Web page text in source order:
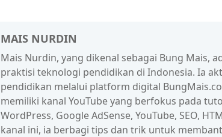
MAIS NURDIN
Mais Nurdin, yang dikenal sebagai Bung Mais,
praktisi teknologi pendidikan di Indonesia. Ia
pendidikan melalui platform digital
memiliki kanal YouTube yang berfokus pada
WordPress, Google AdSense, YouTube, SEO,
kanal ini, ia berbagi tips dan trik untuk